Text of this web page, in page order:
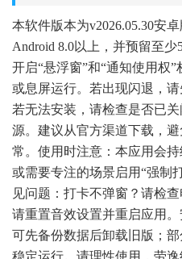
本软件版本为v2026.05.30安
Android 8.0以上，并预留至
开启“悬浮窗”和“通知使用权
或息屏运行。若出现闪退，
若无法安装，请检查是否已
源。建议从官方渠道下载，
常。使用时注意：本应用会
或需要专注的场景启用“强制
见问题：打卡不弹窗？请检
请重置音效设置并重启应用
可先备份数据后卸载旧版；